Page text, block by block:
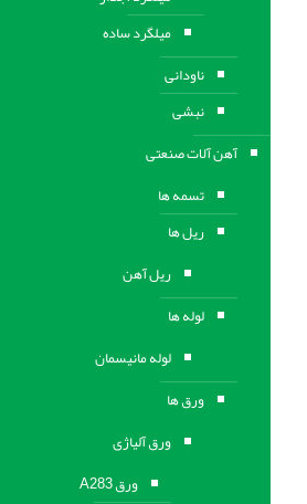
میلگرد ساده
ناودانی
نبشی
آهن آلات صنعتی
تسمه ها
ریل ها
ریل آهن
لوله ها
لوله مانیسمان
ورق ها
ورق آلیاژی
ورق A283